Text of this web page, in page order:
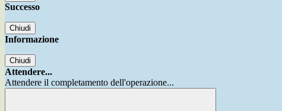
Successo
Chiudi
Informazione
Chiudi
Attendere...
Attendere il completamento dell'operazione...